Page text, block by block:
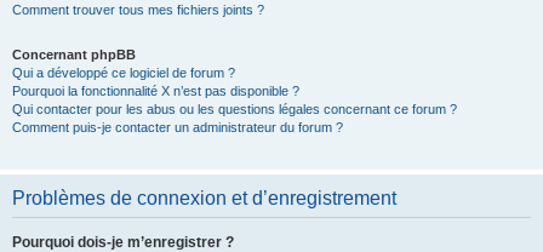
Comment trouver tous mes fichiers joints ?
Concernant phpBB
Qui a développé ce logiciel de forum ?
Pourquoi la fonctionnalité X n’est pas disponible ?
Qui contacter pour les abus ou les questions légales concernant ce forum ?
Comment puis-je contacter un administrateur du forum ?
Problèmes de connexion et d’enregistrement
Pourquoi dois-je m’enregistrer ?